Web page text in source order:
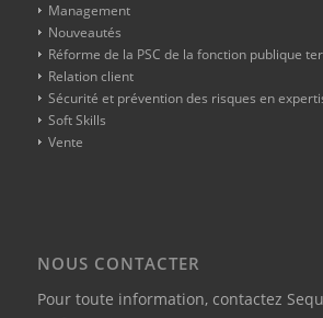
Management
Nouveautés
Réforme de la PSC de la fonction publique
Relation client
Sécurité et prévention des risques en
Soft Skills
Vente
NOUS CONTACTER
Pour toute information, contactez